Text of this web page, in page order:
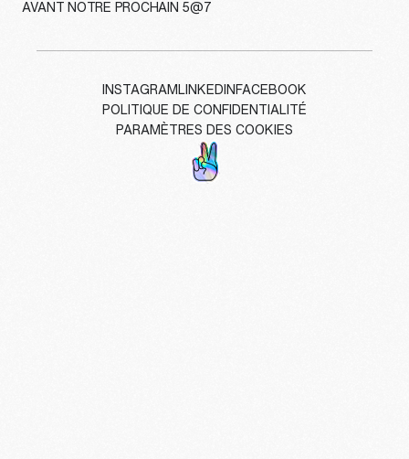
AVANT NOTRE PROCHAIN 5@7
INSTAGRAM LINKEDIN FACEBOOK
POLITIQUE DE CONFIDENTIALITÉ
PARAMÈTRES DES COOKIES